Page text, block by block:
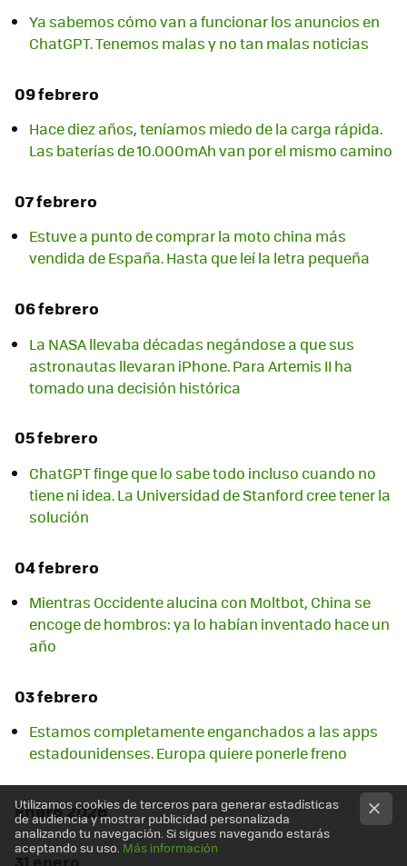
Ya sabemos cómo van a funcionar los anuncios en
ChatGPT. Tenemos malas y no tan malas noticias
09 febrero
Hace diez años, teníamos miedo de la carga rápida.
Las baterías de 10.000mAh van por el mismo camino
07 febrero
Estuve a punto de comprar la moto china más
vendida de España. Hasta que leí la letra pequeña
06 febrero
La NASA llevaba décadas negándose a que sus
astronautas llevaran iPhone. Para Artemis II ha
tomado una decisión histórica
05 febrero
ChatGPT finge que lo sabe todo incluso cuando no
tiene ni idea. La Universidad de Stanford cree tener la
solución
04 febrero
Mientras Occidente alucina con Moltbot, China se
encoge de hombros: ya lo habían inventado hace un
año
03 febrero
Estamos completamente enganchados a las apps
estadounidenses. Europa quiere ponerle freno
Enero 2026
Utilizamos cookies de terceros para generar estadísticas
de audiencia y mostrar publicidad personalizada
analizando tu navegación. Si sigues navegando estarás
aceptando su uso. Más información